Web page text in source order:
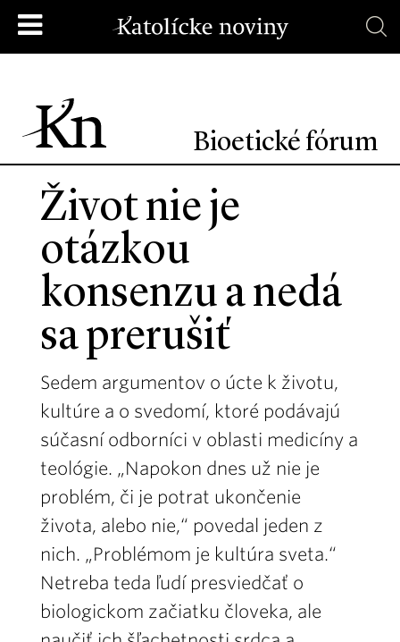
Bioetické fórum
Život nie je
otázkou
konsenzu a nedá
sa prerušiť
Sedem argumentov o úcte k životu,
kultúre a o svedomí, ktoré podávajú
súčasní odborníci v oblasti medicíny a
teológie. „Napokon dnes už nie je
problém, či je potrat ukončenie
života, alebo nie,“ povedal jeden z
nich. „Problémom je kultúra sveta.“
Netreba teda ľudí presviedčať o
biologickom začiatku človeka, ale